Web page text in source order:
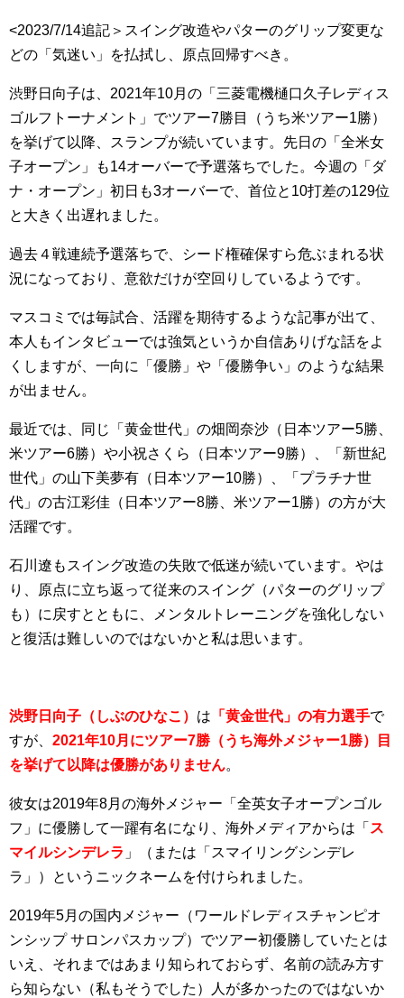
<2023/7/14追記＞スイング改造やパターのグリップ変更な
どの「気迷い」を払拭し、原点回帰すべき。
渋野日向子は、2021年10月の「三菱電機樋口久子レディス
ゴルフトーナメント」でツアー7勝目（うち米ツアー1勝）
を挙げて以降、スランプが続いています。先日の「全米女
子オープン」も14オーバーで予選落ちでした。今週の「ダ
ナ・オープン」初日も3オーバーで、首位と10打差の129位
と大きく出遅れました。
過去４戦連続予選落ちで、シード権確保すら危ぶまれる状
況になっており、意欲だけが空回りしているようです。
マスコミでは毎試合、活躍を期待するような記事が出て、
本人もインタビューでは強気というか自信ありげな話をよ
くしますが、一向に「優勝」や「優勝争い」のような結果
が出ません。
最近では、同じ「黄金世代」の畑岡奈沙（日本ツアー5勝、
米ツアー6勝）や小祝さくら（日本ツアー9勝）、「新世紀
世代」の山下美夢有（日本ツアー10勝）、「プラチナ世
代」の古江彩佳（日本ツアー8勝、米ツアー1勝）の方が大
活躍です。
石川遼もスイング改造の失敗で低迷が続いています。やは
り、原点に立ち返って従来のスイング（パターのグリップ
も）に戻すとともに、メンタルトレーニングを強化しない
と復活は難しいのではないかと私は思います。
渋野日向子（しぶのひなこ） は 「黄金世代」の有力選手で
すが、 2021年10月にツアー7勝（うち海外メジャー1勝）目
を挙げて以降は優勝がありません。
彼女は2019年8月の海外メジャー「全英女子オープンゴル
フ」に優勝して一躍有名になり、海外メディアからは「 ス
マイルシンデレラ 」（または「スマイリングシンデレ
ラ」）というニックネームを付けられました。
2019年5月の国内メジャー（ワールドレディスチャンピオ
ンシップ サロンパスカップ）でツアー初優勝していたとは
いえ、それまではあまり知られておらず、名前の読み方す
ら知らない（私もそうでした）人が多かったのではないか